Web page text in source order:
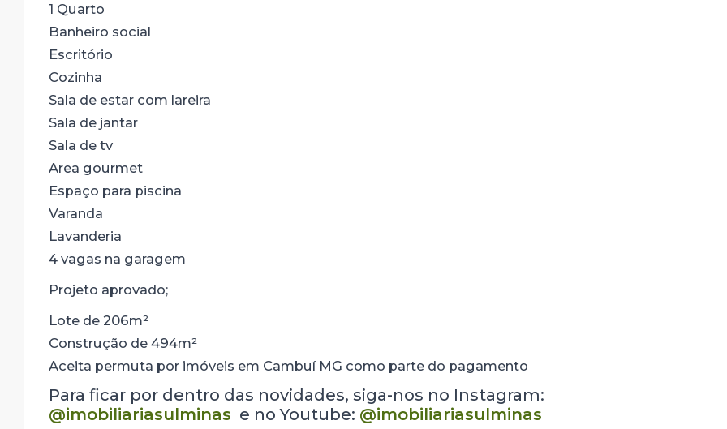
1 Quarto
Banheiro social
Escritório
Cozinha
Sala de estar com lareira
Sala de jantar
Sala de tv
Area gourmet
Espaço para piscina
Varanda
Lavanderia
4 vagas na garagem
Projeto aprovado;
Lote de 206m²
Construção de 494m²
Aceita permuta por imóveis em Cambuí MG como parte do pagamento
Para ficar por dentro das novidades, siga-nos no Instagram:
@imobiliariasulminas e no Youtube: @imobiliariasulminas